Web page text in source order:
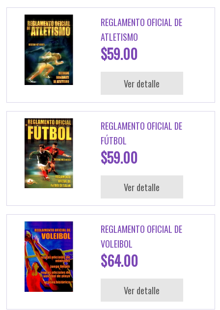
REGLAMENTO OFICIAL DE
ATLETISMO
$59.00
Ver detalle
REGLAMENTO OFICIAL DE
FÚTBOL
$59.00
Ver detalle
REGLAMENTO OFICIAL DE
VOLEIBOL
$64.00
Ver detalle